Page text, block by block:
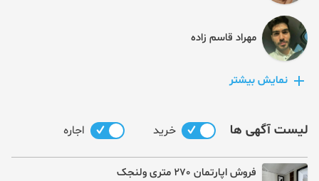
مهراد قاسم زاده
نمایش بیشتر
لیست آگهی ها خرید اجاره
فروش اپارتمان 270 متری ولنجک